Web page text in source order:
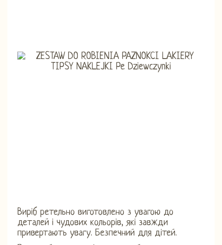
Виріб ретельно виготовлено з увагою до
деталей і чудових кольорів, які завжди
привертають увагу. Безпечний для дітей.